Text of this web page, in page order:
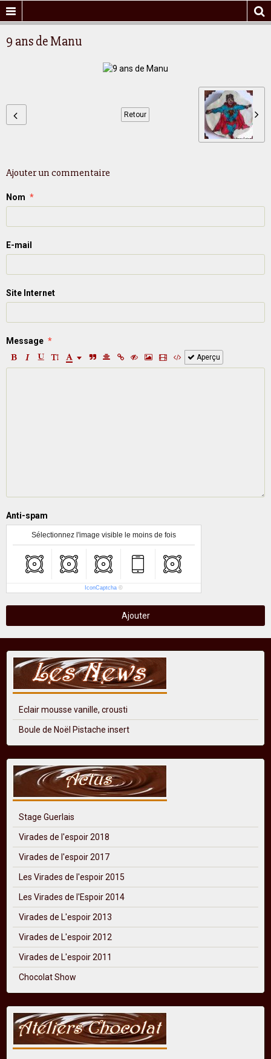
9 ans de Manu
Retour
Ajouter un commentaire
Nom
E-mail
Site Internet
Message
Aperçu
Anti-spam
Sélectionnez l'image visible le moins de fois
IconCaptcha ©
Ajouter
Eclair mousse vanille, crousti
Boule de Noël Pistache insert
Stage Guerlais
Virades de l'espoir 2018
Virades de l'espoir 2017
Les Virades de l'espoir 2015
Les Virades de l'Espoir 2014
Virades de L'espoir 2013
Virades de L'espoir 2012
Virades de L'espoir 2011
Chocolat Show